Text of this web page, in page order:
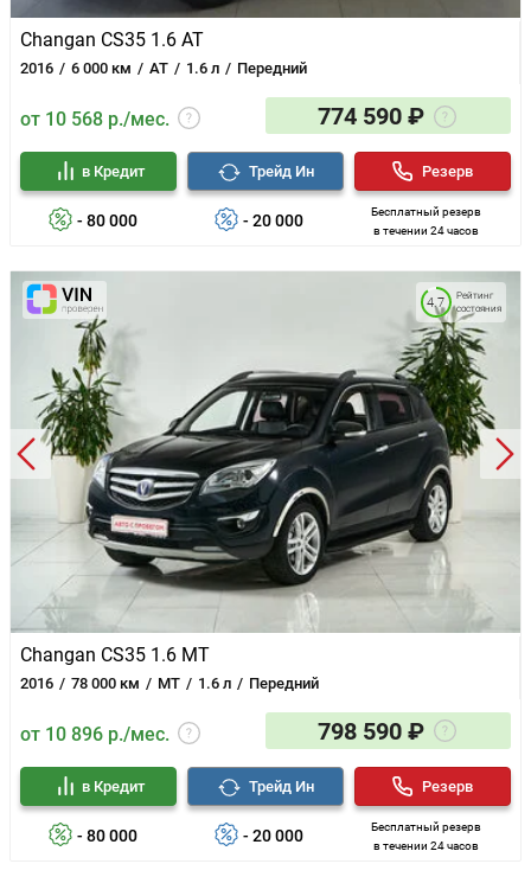
Changan CS35 1.6 AT
2016 6 000 км AT 1.6 л Передний
от 10 568 р./мес. 774 590 ₽
- 80 000
в Кредит
- 20 000
Трейд Ин
Бесплатный резерв
в течении 24 часов
Резерв
Changan CS35 1.6 MT
2016 78 000 км MT 1.6 л Передний
Рейтинг
состояния
4.7
от 10 896 р./мес. 798 590 ₽
- 80 000
в Кредит
- 20 000
Трейд Ин
Бесплатный резерв
в течении 24 часов
Резерв